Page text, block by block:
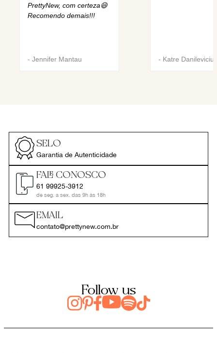
PrettyNew, com certeza😄
Recomendo demais!!!
- Jennifer Mantau - Katre Danilevicius
SELO
Garantia de Autenticidade
FALE CONOSCO
61 99925-3912
de seg. a sex. das 9h às 18h
EMAIL
contato@prettynew.com.br
Follow us